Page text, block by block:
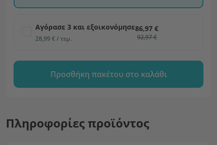
Αγόρασε 3 και εξοικονόμησε
28,99 € / τεμ.
86,97 €
92,97 €
Προσθήκη πακέτου στο καλάθι
Πληροφορίες προϊόντος